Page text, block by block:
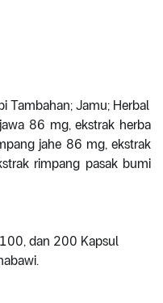
Tambahan; Jamu; Herbal
86 mg, ekstrak herba
jahe 86 mg, ekstrak
rimpang pasak bumi
dan 200 Kapsul